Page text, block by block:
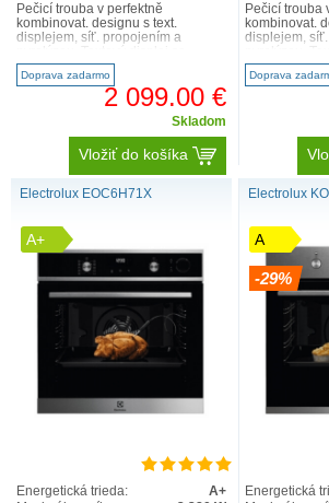
Pečicí trouba v perfektně
kombinovat. designu s text.
displejem, síť. propojením a
senzorovým ovládáním –
DirectSens..
Doprava zadarmo
2 099.00 €
Skladom
Vložiť do košíka
Pečicí trouba
kombinovat.
displejem,
senzorovým
DirectSens..
Doprava
Electrolux EOC6H71X
A+
Energetická trieda:
A+
Electrolux
A
-29%
Energetická